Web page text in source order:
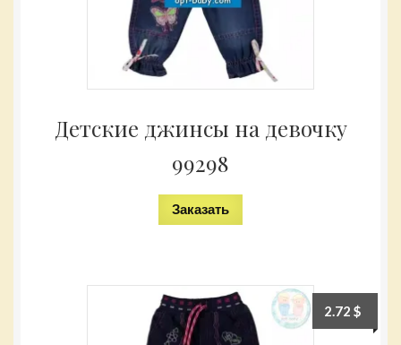
Детские джинсы на девочку
99298
Заказать
2.72$